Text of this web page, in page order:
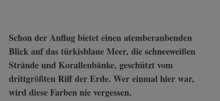
Schon der Anflug bietet einen atemberaubenden
Blick auf das türkisblaue Meer, die schneeweißen
Strände und Korallenbänke, geschützt vom
drittgrößten Riff der Erde. Wer einmal hier war,
wird diese Farben nie vergessen.